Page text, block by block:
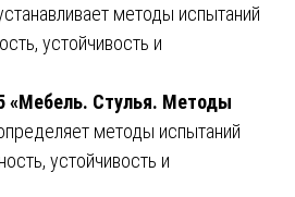
методы испытаний
устойчивость и
«Мебель. Стулья. Методы
методы испытаний
устойчивость и